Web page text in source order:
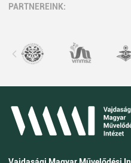
PARTNEREINK: